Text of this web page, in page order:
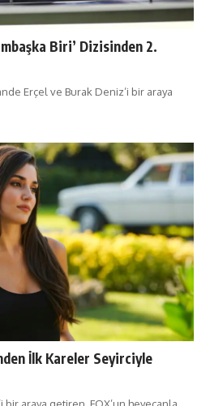
Biri’ Dizisinden 2.
Erçel ve Burak Deniz’i bir araya
İlk Kareler Seyirciyle